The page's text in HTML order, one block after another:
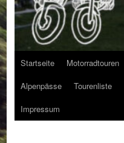
Zum
Inhalt
springen
Startseite Motorradtouren
Alpenpässe
Tourenliste
Impressum